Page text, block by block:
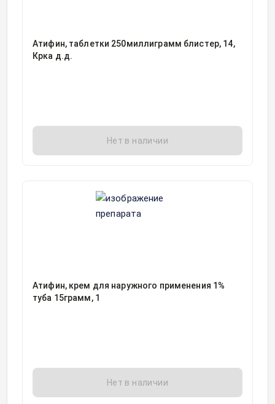
Атифин, таблетки 250миллиграмм блистер, 14,
Крка д.д.
Нет в наличии
Атифин, крем для наружного применения 1%
туба 15грамм, 1
Нет в наличии